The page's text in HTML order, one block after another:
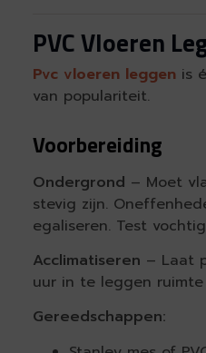
PVC Vloeren
Pvc vloeren leggenis
van populariteit.
Voorbereiding
Ondergrond – Moet
stevig zijn.
egaliseren. Test
Acclimatiseren – Laat
uur in te leggen
Gereedschappen: